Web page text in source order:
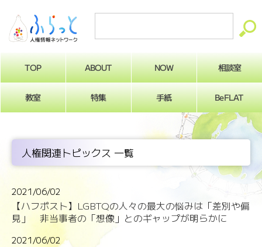
TOP ABOUT NOW 相談室
教室 特集 手紙 BeFLAT
人権関連トピックス 一覧
2021/06/02
【ハフポスト】LGBTQの人々の最大の悩みは「差別や偏
見」 非当事者の「想像」とのギャップが明らかに
2021/06/02